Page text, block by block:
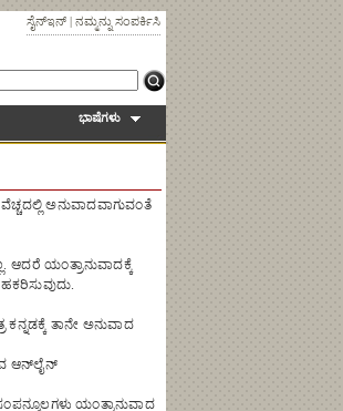
ಸೈನ್ಇನ್ | ನಮ್ಮನ್ನು ಸಂಪರ್ಕಿಸಿ
ಭಾಷೆಗಳು
ಅನುವಾದವಾಗುವಂತೆ
ಆದರೆ ಯಂತ್ರಾನುವಾದಕ್ಕೆ
ತಾನೇ ಅನುವಾದ
ಆನ್‌ಲೈನ್
ಯಂತ್ರಾನುವಾದ